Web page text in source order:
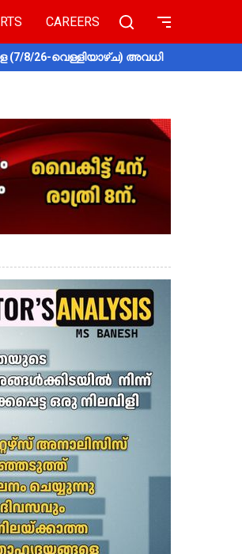
CAREERS
8/26-വെള്ളിയാഴ്ച) അവധി